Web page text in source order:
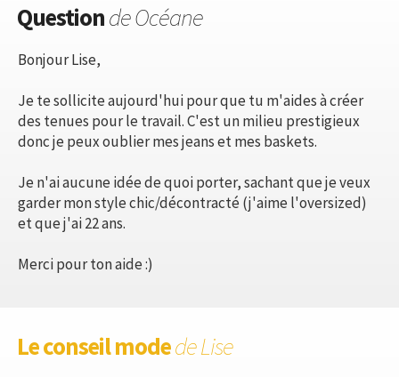
Questionde Océane
Bonjour Lise,
Je te sollicite aujourd'hui pour que tu m'aides à créer
des tenues pour le travail. C'est un milieu prestigieux
donc je peux oublier mes jeans et mes baskets.
Je n'ai aucune idée de quoi porter, sachant que je veux
garder mon style chic/décontracté (j'aime l'oversized)
et que j'ai 22 ans.
Merci pour ton aide :)
Le conseil modede Lise